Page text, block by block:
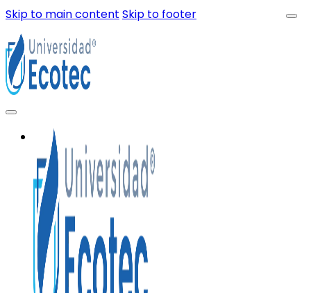
Skip to main content Skip to footer